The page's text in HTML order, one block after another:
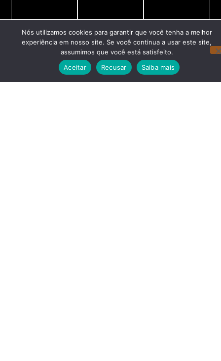
Nós utilizamos cookies para garantir que você tenha a melhor
experiência em nosso site. Se você continua a usar este site,
assumimos que você está satisfeito.
Aceitar
Recusar Saiba mais